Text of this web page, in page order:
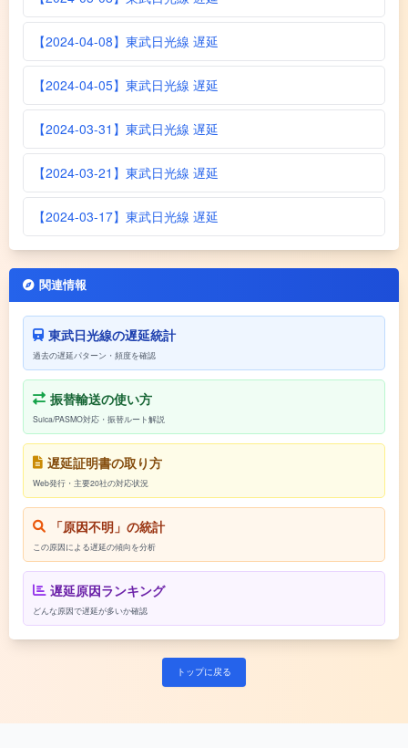
【2024-04-08】東武日光線 遅延
【2024-04-05】東武日光線 遅延
【2024-03-31】東武日光線 遅延
【2024-03-21】東武日光線 遅延
【2024-03-17】東武日光線 遅延
関連情報
東武日光線の遅延統計
過去の遅延パターン・頻度を確認
振替輸送の使い方
Suica/PASMO対応・振替ルート解説
遅延証明書の取り方
Web発行・主要20社の対応状況
「原因不明」の統計
この原因による遅延の傾向を分析
遅延原因ランキング
どんな原因で遅延が多いか確認
トップに戻る